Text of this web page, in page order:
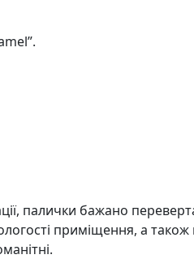
палички бажано
приміщення, а також